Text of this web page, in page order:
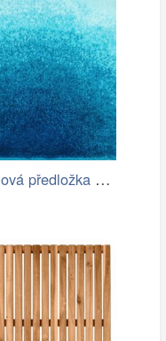
Koupelnová předložka SUNSHINE